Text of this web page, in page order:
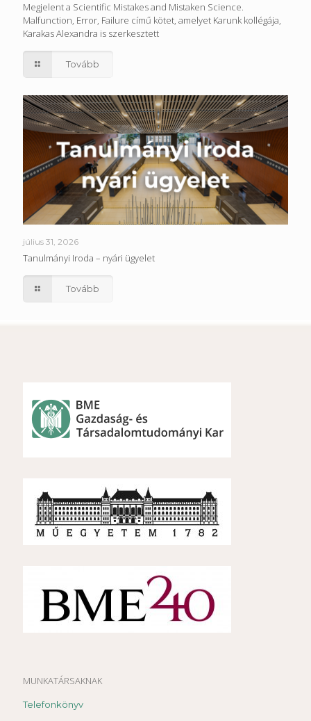
Megjelent a Scientific Mistakes and Mistaken Science.
Malfunction, Error, Failure című kötet, amelyet Karunk kollégája,
Karakas Alexandra is szerkesztett
Tovább
július 31, 2026
Tanulmányi Iroda – nyári ügyelet
Tovább
MUNKATÁRSAKNAK
Telefonkönyv